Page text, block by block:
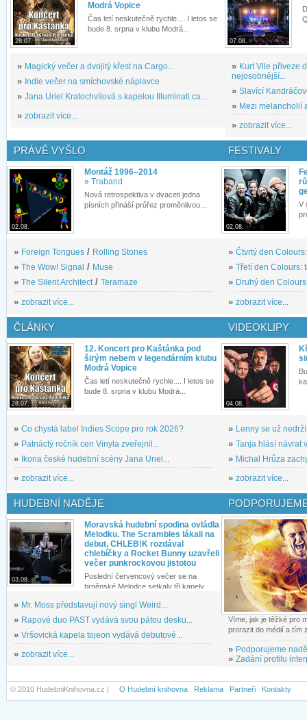
28.07.
Modrá Vopice
Čas letí neskutečně rychle.... I letos se
bude 8. srpna v klubu Modrá...
» Magický večer a dvojitý křest na Cargo...
» Indie večer na smíchovské náplavce
» Jana Uriel Kratochvílová s kapelou Illuminati.ca...
» zobrazit více...
07.08.
» Kurt Vile přiveze
nejosobnější...
» Slavící
» Mezi melancholií
» zobrazit více...
PRÁVĚ VYŠLO
02.08.
Montáž 1996–2014
» Traband
Nová retrospektiva v dvaceti jedna
písních přináší průřez proměnlivou...
» Foreign Tongues / Rolling Stones
» The Wow! Signal / Muse
» The Silent Architect/ Teramaze
» zobrazit více...
FESTIVALY
02.08.
V
» Čtvrtý den
» Třetí den Colours:
» Druhý den
» zobrazit více...
ČLÁNKY
28.07.
12. Koncert pro Kaštánka pod
širým nebem v legendárním klubu
Modrá Vopice
Čas letí neskutečně rychle.... I letos se
bude 8. srpna v klubu Modrá...
» Co chystá label Indies Scope pro rok 2026?
» Patnáctý ročník cen Vinyla zveřejnil...
» Ikona české hudební scény Jana Uriel...
» zobrazit více...
VIDEOKLIPY
04.08.
» Lenny se už
» Tanja hlásí návrat
» Michal Hrůza
» zobrazit více...
HUDEBNÍ NADĚJE
03.08.
Moravská hudební spodina ovládla
Melodku. The Scrambles lákali na
debut, CHLEB!K rozdával
chlebíčky a Rocket Bunny uzavřeli
večer punkrockovou jistotou
Poslední červencový večer se na
brněnské Melodce setkaly tři kapely...
» Mr. Moss představují nový singl Weird...
» Rapové duo PAST vydává svou pátou desku...
» Vršovická kapela tojeon vydává debutové...
» zobrazit více...
Víme, jak je těžké pro
prorazit do médií a tím
» Podporujeme
» Zadání profilu
© 2010 HudebniKnihovna.cz | O Hudební knihovna Reklama Partneři Kontakty